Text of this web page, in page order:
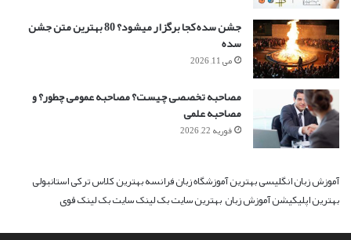
جشن سده کجا برگزار میشود؟ 80 بهترین متن جشن
سده
می 11, 2026
مصاحبه تخصصی چیست؟ مصاحبه عمومی چطور؟ و
مصاحبه علمی
فوریه 22, 2026
آموزش زبان انگلیسیبهترین آموزشگاه زبان فرانسهبهترین کلاس ترکی استانبولی
بهترین اپلیکیشن آموزش زبانبهترین سایت بک لینکسایت بک لینک قوی